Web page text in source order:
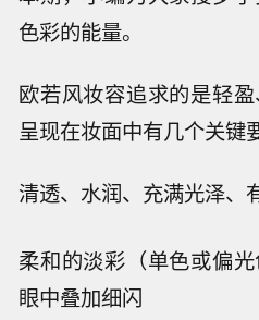
色彩的能量。
欧若风妆容追求的是轻
呈现在妆面中有几个关键
清透、水润、充满光泽、
柔和的淡彩（单色或偏光
眼中叠加细闪